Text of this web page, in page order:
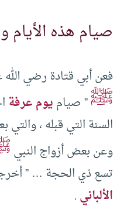
صيام هذه
فعن أبي قتادة رضي
ﷺ” صياميوم عرفة
السنة التي قبله ، والتي
وعن بعض أزواج النبي
تسع ذي الحجة … ” أخرجه
الألباني.